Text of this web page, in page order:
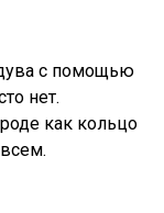
с помощью
нет.
как кольцо